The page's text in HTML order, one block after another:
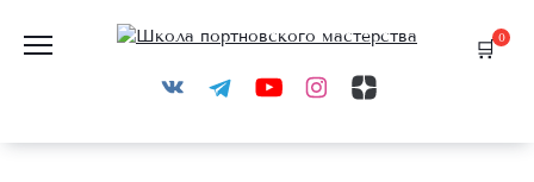
содержанию
0